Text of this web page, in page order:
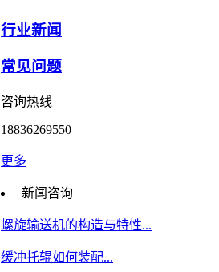
行业新闻
常见问题
咨询热线
18836269550
更多
新闻咨询
螺旋输送机的构造与特性...
缓冲托辊如何装配...